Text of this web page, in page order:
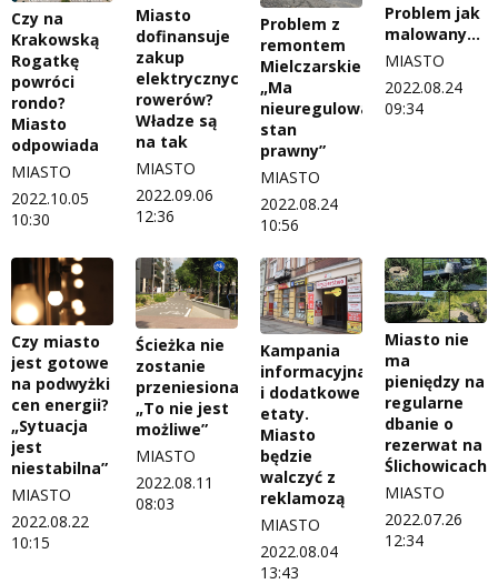
Czy na
Krakowską
Rogatkę
powróci
rondo?
Miasto
odpowiada
MIASTO
2022.10.05
10:30
Miasto
dofinansuje
zakup
elektrycznych
rowerów?
Władze są
na tak
MIASTO
2022.09.06
12:36
Problem z
remontem
Mielczarskiego.
„Ma
nieuregulowany
stan
prawny”
MIASTO
2022.08.24
10:56
Problem jak
malowany…
MIASTO
2022.08.24
09:34
Czy miasto
jest gotowe
na podwyżki
cen energii?
„Sytuacja
jest
niestabilna”
MIASTO
2022.08.22
10:15
Ścieżka nie
zostanie
przeniesiona.
„To nie jest
możliwe”
MIASTO
2022.08.11
08:03
Kampania
informacyjna
i dodatkowe
etaty.
Miasto
będzie
walczyć z
reklamozą
MIASTO
2022.08.04
13:43
Miasto nie
ma
pieniędzy na
regularne
dbanie o
rezerwat na
Ślichowicach
MIASTO
2022.07.26
12:34